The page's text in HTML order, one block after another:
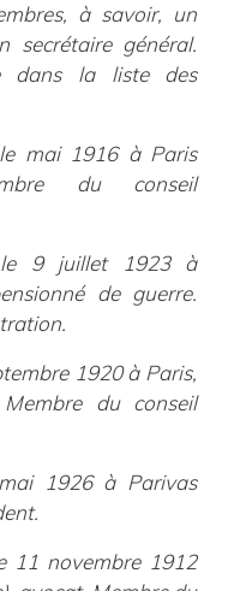
à savoir, un
secrétaire général.
dans la liste des
mai 1916 à Paris
du conseil
le 9 juillet 1923 à
de guerre.
1920 à Paris,
du conseil
1926 à Parivas
11 novembre 1912